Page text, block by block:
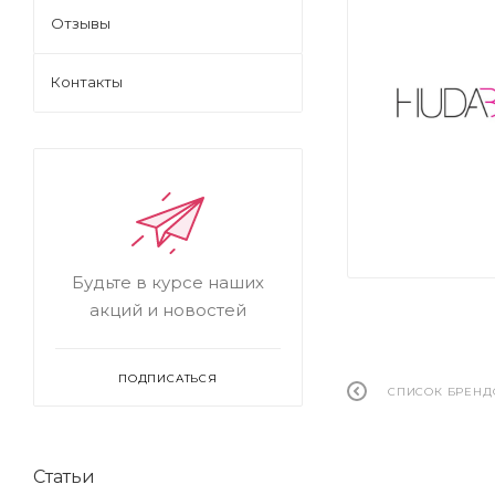
СПИСОК
Отзывы
Контакты
Будьте в курсе наших
акций и новостей
ПОДПИСАТЬСЯ
Статьи